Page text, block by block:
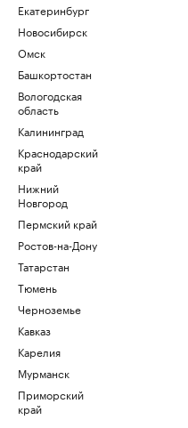
Екатеринбург
Новосибирск
Омск
Башкортостан
Вологодская
область
Калининград
Краснодарский
край
Нижний
Новгород
Пермский край
Ростов-на-Дону
Татарстан
Тюмень
Черноземье
Кавказ
Карелия
Мурманск
Приморский
край